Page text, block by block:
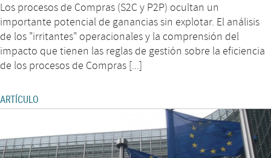
Los procesos de Compras (S2C y P2P) ocultan un
importante potencial de ganancias sin explotar. El análisis
de los "irritantes" operacionales y la comprensión del
impacto que tienen las reglas de gestión sobre la eficiencia
de los procesos de Compras [...]
ARTÍCULO